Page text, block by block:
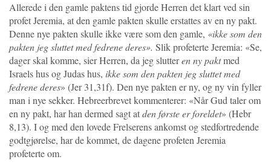
Allerede i den gamle paktens tid gjorde Herren det klart ved sin
profet Jeremia, at den gamle pakten skulle erstattes av en ny pakt.
Denne nye pakten skulle ikke være som den gamle, «ikke som den
pakten jeg sluttet med fedrene deres». Slik profeterte Jeremia: «Se,
dager skal komme, sier Herren, da jeg slutteren ny paktmed
Israels hus og Judas hus, ikke som den pakten jeg sluttet med
fedrene deres» (Jer 31,31f). Den nye pakten er ny, og ny vin fyller
man i nye sekker. Hebreerbrevet kommenterer: «Når Gud taler om
en ny pakt, har han dermed sagt atden første er foreldet» (Hebr
8,13). I og med den lovede Frelserens ankomst og stedfortredende
godtgjørelse, har de kommet, de dagene profeten Jeremia
profeterte om.